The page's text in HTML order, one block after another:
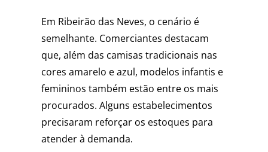
Em Ribeirão das Neves, o cenário é
semelhante. Comerciantes destacam
que, além das camisas tradicionais nas
cores amarelo e azul, modelos infantis e
femininos também estão entre os mais
procurados. Alguns estabelecimentos
precisaram reforçar os estoques para
atender à demanda.